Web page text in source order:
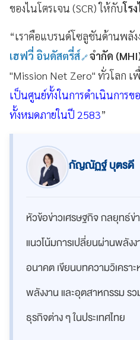
ของไนโตรเจน (SCR) ให้กับโร
“เราคือแบรนด์โซลูชันด้านพลัง
เฮฟวี่ อินดัสตรี่ส์ จำกัด
"Mission Net Zero" ทั่วโลก เ
เป็นศูนย์ทั้งในการดำเนินการข
ทั้งหมดภายในปี 2583”
กัญณัฏฐ์ บุตรดี
หัวข้อข่าวเศรษฐกิจ กลยุทธ์
แนวโน้มการเปลี่ยนผ่านพลัง
อนาคต เขียนบทความวิเครา
พลังงาน และอุตสาหกรรม ร
ธุรกิจต่าง ๆ ในประเทศไทย